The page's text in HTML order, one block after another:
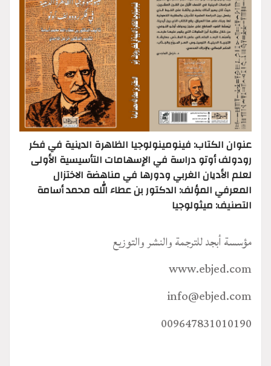
عنوان الكتاب: فينومينولوجيا الظاهرة الدينية في فكر
رودولف أوتو دراسة في الإسهامات التأسيسية الأولى
لعلم الأديان الغربي ودورها في مناهضة الاختزال
المعرفي المؤلف: الدكتور بن عطاء الله محمد أسامة
التصنيف: ميثولوجيا
مؤسسة أبجد للترجمة والنشر والتوزيع
www.ebjed.com
info@ebjed.com
009647831010190